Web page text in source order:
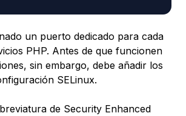
un puerto dedicado para cada
PHP. Antes de que funcionen
sin embargo, debe añadir los
SELinux.
de Security Enhanced